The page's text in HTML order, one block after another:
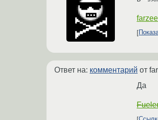
Ответ на: комментарий от
Да